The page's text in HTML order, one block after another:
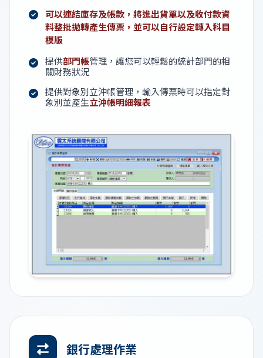
可以連結庫存及帳款，將進出貨單以及收付款資
料整批拋轉產生傳票，並可以自行設定轉入科目
模版
提供部門帳管理，讓您可以輕鬆的統計部門的相
關財務狀況
提供對象別立沖帳管理，輸入傳票時可以指定對
象別並產生立沖帳明細報表
銀行處理作業